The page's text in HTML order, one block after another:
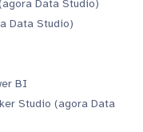
Data Studio)
Data Studio)
BI
Studio (agora Data